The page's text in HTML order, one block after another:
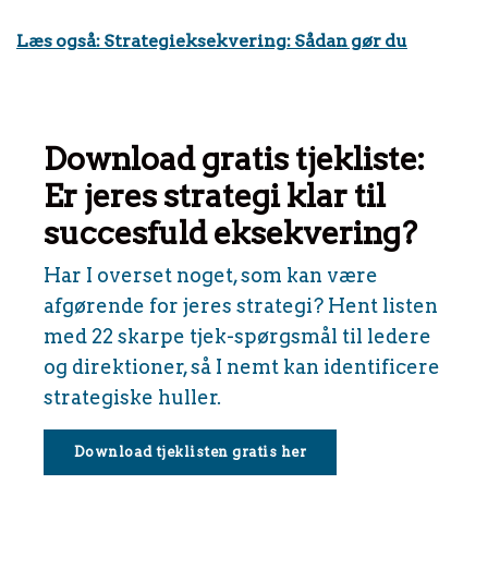
Læs også: Strategieksekvering: Sådan gør du
Download gratis tjekliste:
Er jeres strategi klar til
succesfuld eksekvering?
Har I overset noget, som kan være
afgørende for jeres strategi? Hent listen
med 22 skarpe tjek-spørgsmål til ledere
og direktioner, så I nemt kan identificere
strategiske huller.
Download tjeklisten gratis her